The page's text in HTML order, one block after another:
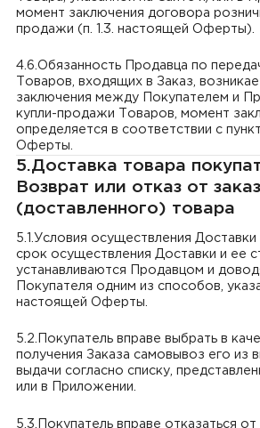
момент заключения договора
продажи (п. 1.3. настоящей Оферты).
4.6.Обязанность Продавца по
Товаров, входящих в Заказ,
заключения между Покупателем и
купли-продажи Товаров, момент
определяется в соответствии с
Оферты.
5.Доставка товара
Возврат или отказ от
(доставленного) товара
5.1.Условия осуществления
срок осуществления Доставки и ее
устанавливаются Продавцом и
Покупателя одним из способов,
настоящей Оферты.
5.2.Покупатель вправе выбрать в
получения Заказа самовывоз его из
выдачи согласно списку,
или в Приложении.
5.3.Покупатель вправе отказаться